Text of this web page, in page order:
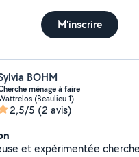
M'inscrire
BOHM
ménage à faire
(Beaulieu 1)
2,5/5 (2 avis)
et expérimentée